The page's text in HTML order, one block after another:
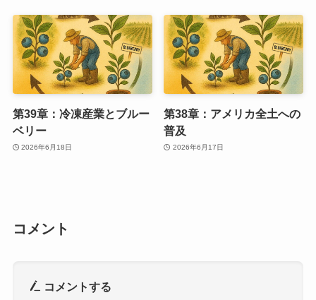
第39章：冷凍産業とブルー
ベリー
2026年6月18日
第38章：アメリカ全土への
普及
2026年6月17日
コメント
コメントする